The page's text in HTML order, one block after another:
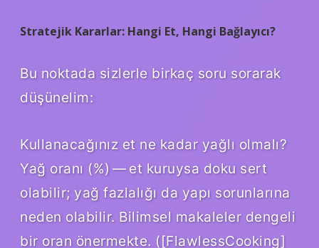
Stratejik Kararlar: Hangi Et, Hangi Bağlayıcı?
Bu noktada sizlerle birkaç soru sorarak
düşünelim:
Kullanacağınız et ne kadar yağlı olmalı?
Yağ oranı (%) — et kuruysa doku sert
olabilir; yağ fazlalığı da yapı sorunlarına
neden olabilir. Bilimsel makaleler dengeli
bir oran önermekte. ([FlawlessCooking]